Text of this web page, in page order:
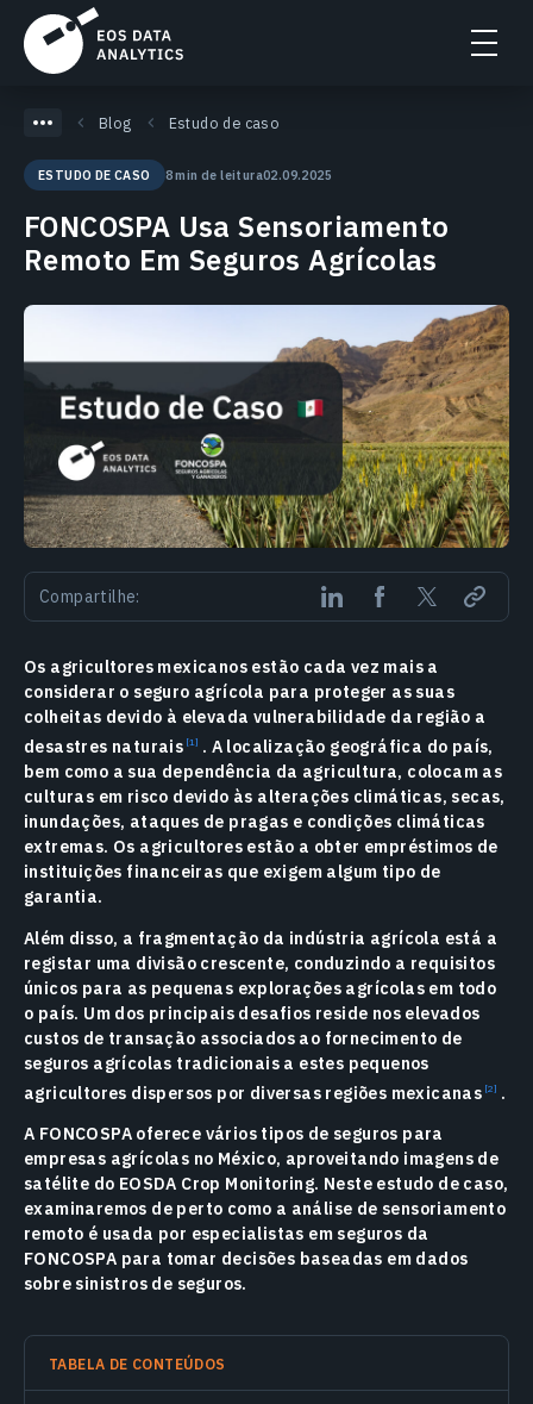
Blog Estudo de caso
ESTUDO DE CASO 8 min de leitura02.09.2025
FONCOSPA Usa Sensoriamento
Remoto Em Seguros Agrícolas
Compartilhe:
Os agricultores mexicanos estão cada vez mais a
considerar o seguro agrícola para proteger as suas
colheitas devido à elevada vulnerabilidade da região a
desastres naturais
. A localização geográfica do país,
bem como a sua dependência da agricultura, colocam as
culturas em risco devido às alterações climáticas, secas,
inundações, ataques de pragas e condições climáticas
extremas. Os agricultores estão a obter empréstimos de
instituições financeiras que exigem algum tipo de
garantia.
Além disso, a fragmentação da indústria agrícola está a
registar uma divisão crescente, conduzindo a requisitos
únicos para as pequenas explorações agrícolas em todo
o país. Um dos principais desafios reside nos elevados
custos de transação associados ao fornecimento de
seguros agrícolas tradicionais a estes pequenos
agricultores dispersos por diversas regiões mexicanas
.
A FONCOSPA oferece vários tipos de seguros para
empresas agrícolas no México, aproveitando imagens de
satélite do EOSDA Crop Monitoring. Neste estudo de caso,
examinaremos de perto como a análise de sensoriamento
remoto é usada por especialistas em seguros da
FONCOSPA para tomar decisões baseadas em dados
sobre sinistros de seguros.
TABELA DE CONTEÚDOS